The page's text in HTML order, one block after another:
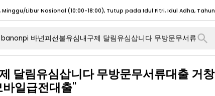
- 20:00), Sabtu - Minggu (08:00 - 20:00), Tutup pada Idul Fitri Selengkapnya
Sabtu - Minggu/ Libur Nasional (08:00 - 17:00) Selengkapnya
Sabtu - Minggu/ Libur Nasional (08:00 - 17:00) Selengkapnya
Minggu/Libur Nasional (12:00-20:00), Tutup pada Idul Fitri
달림유심삽니다 무방문무서류대출 거창
일급전대출"